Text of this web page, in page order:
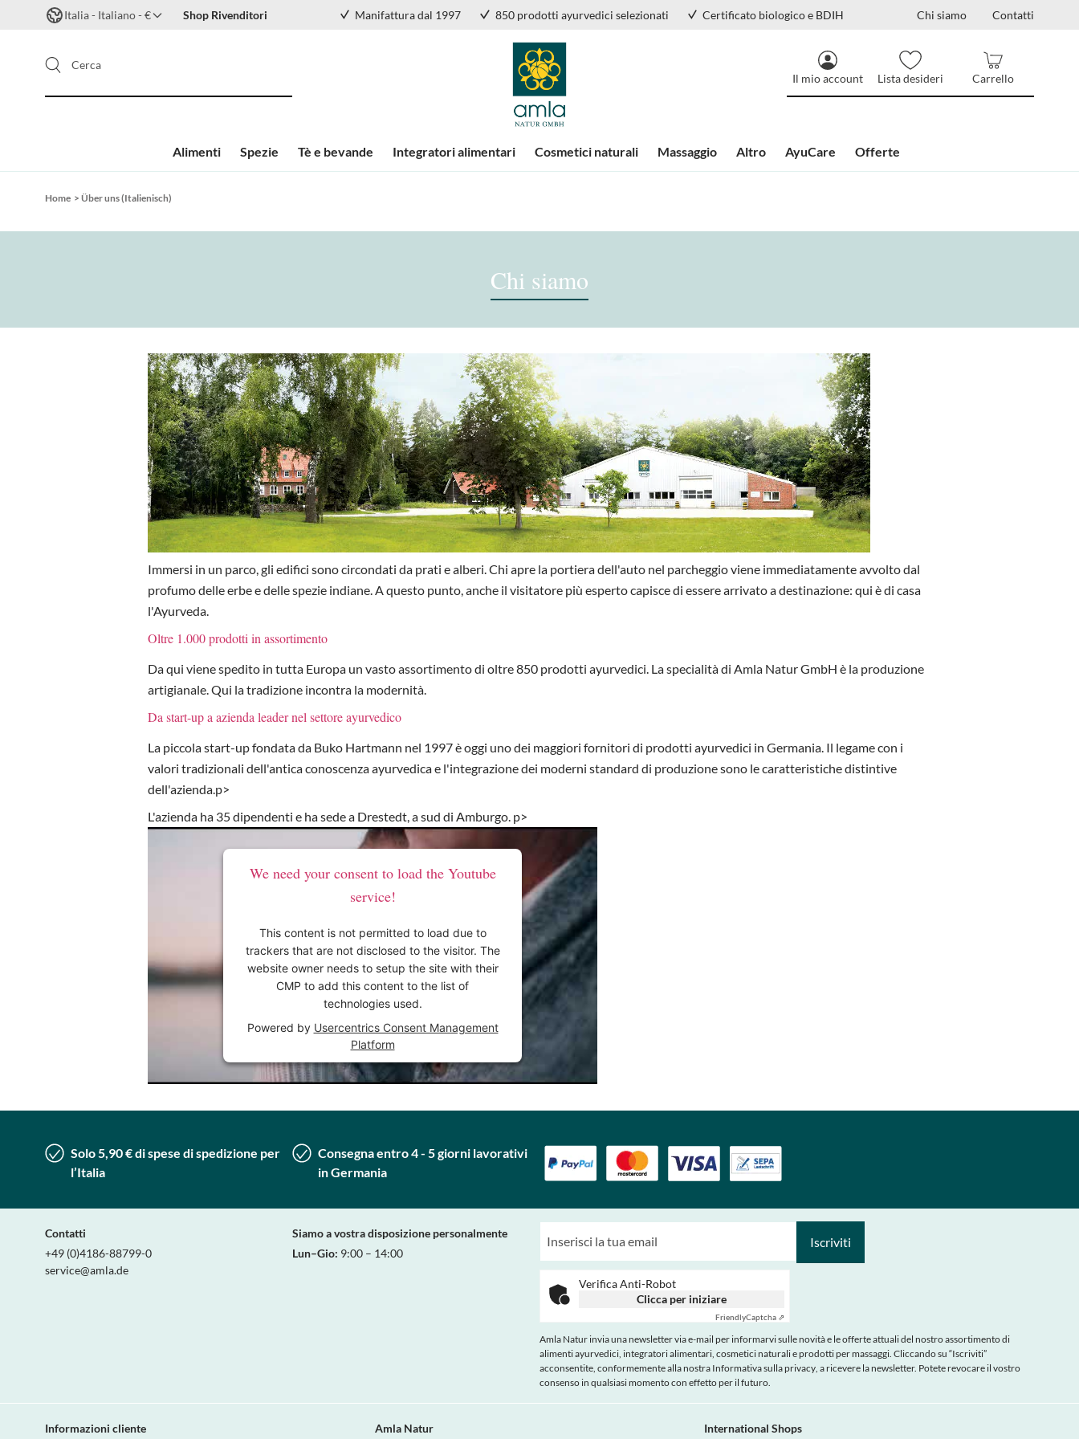
Italia - Italiano - € Shop Rivenditori Manifattura dal 1997 850 prodotti ayurvedici selezionati Certificato biologico e BDIH Chi siamo Contatti
Alimenti Spezie Tè e bevande Integratori alimentari Cosmetici naturali Massaggio Altro AyuCare Offerte
Il mio account Lista desideri
Cerca
Carrello
Home > Über uns (Italienisch)
Chi siamo
Immersi in un parco, gli edifici sono circondati da prati e alberi. Chi apre la portiera dell'auto nel parcheggio viene immediatamente avvolto dal
profumo delle erbe e delle spezie indiane. A questo punto, anche il visitatore più esperto capisce di essere arrivato a destinazione: qui è di casa
l'Ayurveda.
Oltre 1.000 prodotti in assortimento
Da qui viene spedito in tutta Europa un vasto assortimento di oltre 850 prodotti ayurvedici. La specialità di Amla Natur GmbH è la produzione
artigianale. Qui la tradizione incontra la modernità.
Da start-up a azienda leader nel settore ayurvedico
La piccola start-up fondata da Buko Hartmann nel 1997 è oggi uno dei maggiori fornitori di prodotti ayurvedici in Germania. Il legame con i
valori tradizionali dell'antica conoscenza ayurvedica e l'integrazione dei moderni standard di produzione sono le caratteristiche distintive
dell'azienda.p>
L'azienda ha 35 dipendenti e ha sede a Drestedt, a sud di Amburgo. p>
We need your consent to load the Youtube
service!
This content is not permitted to load due to
trackers that are not disclosed to the visitor. The
website owner needs to setup the site with their
CMP to add this content to the list of
technologies used.
Powered by Usercentrics Consent Management
Platform
Solo 5,90 € di spese di spedizione per
l’Italia
Consegna entro 4 - 5 giorni lavorativi
in Germania
Contatti
+49 (0)4186-88799-0
service@amla.de
Siamo a vostra disposizione personalmente
Lun–Gio: 9:00 – 14:00
Iscriviti
Verifica Anti-Robot
Clicca per iniziare
FriendlyCaptcha ⇗
Amla Natur invia una newsletter via e-mail per informarvi sulle novità e le offerte attuali del nostro assortimento di
alimenti ayurvedici, integratori alimentari, cosmetici naturali e prodotti per massaggi. Cliccando su “Iscriviti”
acconsentite, conformemente alla nostra Informativa sulla privacy, a ricevere la newsletter. Potete revocare il vostro
consenso in qualsiasi momento con effetto per il futuro.
Informazioni cliente Amla Natur International Shops